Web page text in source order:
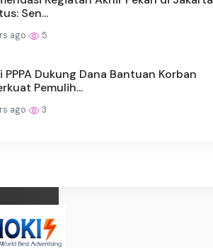
Sen...
ago 5
PPPA Dukung Dana Bantuan Korban
Pemulih...
ago 3